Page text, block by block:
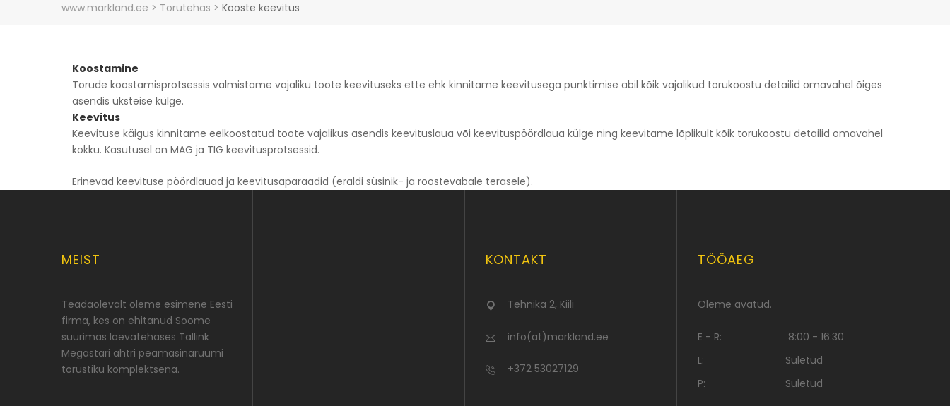
www.markland.ee > Torutehas > Kooste keevitus
Koostamine
Torude koostamisprotsessis valmistame vajaliku toote keevituseks ette ehk kinnitame keevitusega punktimise abil kõik vajalikud torukoostu detailid omavahel õiges
asendis üksteise külge.
Keevitus
Keevituse käigus kinnitame eelkoostatud toote vajalikus asendis keevituslaua või keevituspöördlaua külge ning keevitame lõplikult kõik torukoostu detailid omavahel
kokku. Kasutusel on MAG ja TIG keevitusprotsessid.
Erinevad keevituse pöördlauad ja keevitusaparaadid (eraldi süsinik- ja roostevabale terasele).
MEIST
Teadaolevalt oleme esimene Eesti
firma, kes on ehitanud Soome
suurimas laevatehases Tallink
Megastari ahtri peamasinaruumi
torustiku komplektsena.
KONTAKT
Tehnika 2, Kiili
info(at)markland.ee
+372 53027129
TÖÖAEG
Oleme avatud.
E - R:
8:00 - 16:30
L:
Suletud
P:
Suletud